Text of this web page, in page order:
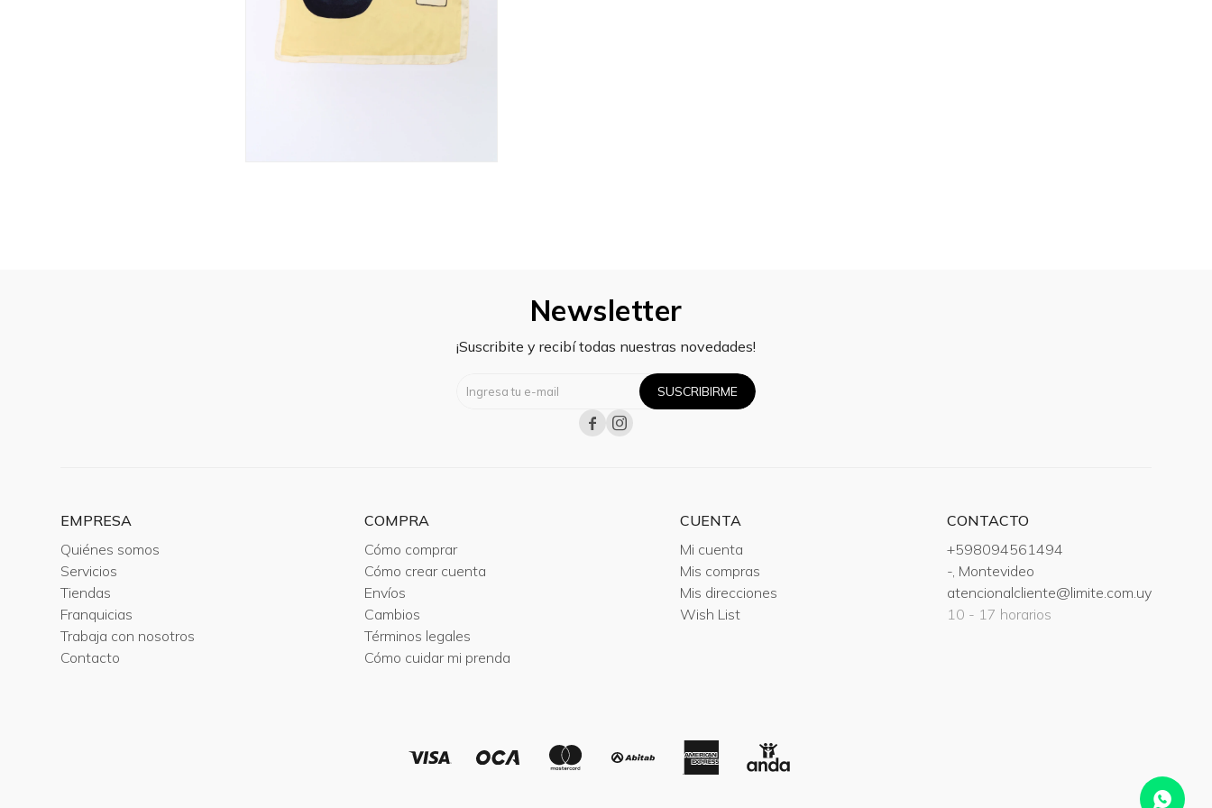
Newsletter
¡Suscribite y recibí todas nuestras novedades!
SUSCRIBIRME
 
EMPRESA
Quiénes somos
Servicios
Tiendas
Franquicias
Trabaja con nosotros
Contacto
COMPRA
Cómo comprar
Cómo crear cuenta
Envíos
Cambios
Términos legales
Cómo cuidar mi prenda
CUENTA
Mi cuenta
Mis compras
Mis direcciones
Wish List
CONTACTO
+598094561494
-, Montevideo
atencionalcliente@limite.com.uy
10 - 17 horarios